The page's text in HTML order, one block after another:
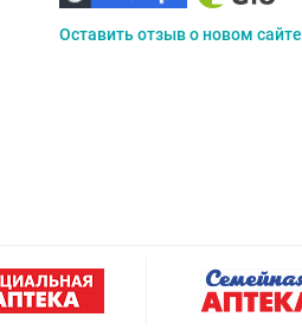
Оставить отзыв о новом сайте